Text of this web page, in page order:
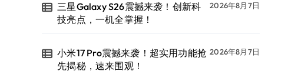
三星Galaxy S26震撼来袭！创新科
技亮点，一机全掌握！
2026年8月7日
小米17 Pro震撼来袭！超实用功能抢
先揭秘，速来围观！
2026年8月7日